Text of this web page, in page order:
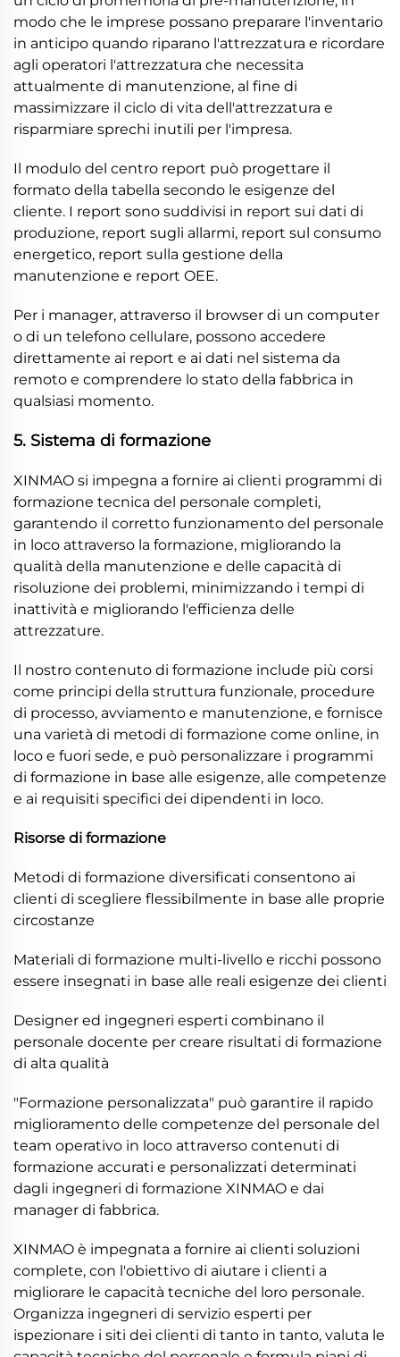
modo che le imprese possano preparare l'inventario
in anticipo quando riparano l'attrezzatura e ricordare
agli operatori l'attrezzatura che necessita
attualmente di manutenzione, al fine di
massimizzare il ciclo di vita dell'attrezzatura e
risparmiare sprechi inutili per l'impresa.
Il modulo del centro report può progettare il
formato della tabella secondo le esigenze del
cliente. I report sono suddivisi in report sui dati di
produzione, report sugli allarmi, report sul consumo
energetico, report sulla gestione della
manutenzione e report OEE.
Per i manager, attraverso il browser di un computer
o di un telefono cellulare, possono accedere
direttamente ai report e ai dati nel sistema da
remoto e comprendere lo stato della fabbrica in
qualsiasi momento.
5. Sistema di formazione
XINMAO si impegna a fornire ai clienti programmi di
formazione tecnica del personale completi,
garantendo il corretto funzionamento del personale
in loco attraverso la formazione, migliorando la
qualità della manutenzione e delle capacità di
risoluzione dei problemi, minimizzando i tempi di
inattività e migliorando l'efficienza delle
attrezzature.
Il nostro contenuto di formazione include più corsi
come principi della struttura funzionale, procedure
di processo, avviamento e manutenzione, e fornisce
una varietà di metodi di formazione come online, in
loco e fuori sede, e può personalizzare i programmi
di formazione in base alle esigenze, alle competenze
e ai requisiti specifici dei dipendenti in loco.
Risorse di formazione
Metodi di formazione diversificati consentono ai
clienti di scegliere flessibilmente in base alle proprie
circostanze
Materiali di formazione multi-livello e ricchi possono
essere insegnati in base alle reali esigenze dei clienti
Designer ed ingegneri esperti combinano il
personale docente per creare risultati di formazione
di alta qualità
"Formazione personalizzata" può garantire il rapido
miglioramento delle competenze del personale del
team operativo in loco attraverso contenuti di
formazione accurati e personalizzati determinati
dagli ingegneri di formazione XINMAO e dai
manager di fabbrica.
XINMAO è impegnata a fornire ai clienti soluzioni
complete, con l'obiettivo di aiutare i clienti a
migliorare le capacità tecniche del loro personale.
Organizza ingegneri di servizio esperti per
ispezionare i siti dei clienti di tanto in tanto, valuta le